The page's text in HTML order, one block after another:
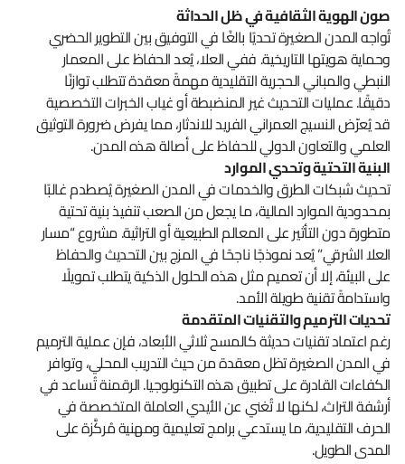
صون الهوية الثقافية في ظل الحداثة
تُواجه المدن الصغيرة تحديًا بالغًا في التوفيق بين التطوير الحضري
وحماية هويتها التاريخية. ففي العلا، يُعد الحفاظ على المعمار
النبطي والمباني الحجرية التقليدية مهمةً معقدة تتطلب توازنًا
دقيقًا. عمليات التحديث غير المنضبطة أو غياب الخبرات التخصصية
قد يُعرّض النسيج العمراني الفريد للاندثار، مما يفرض ضرورة التوثيق
العلمي والتعاون الدولي للحفاظ على أصالة هذه المدن.
البنية التحتية وتحدي الموارد
تحديث شبكات الطرق والخدمات في المدن الصغيرة يُصطدم غالبًا
بمحدودية الموارد المالية، ما يجعل من الصعب تنفيذ بنية تحتية
متطورة دون التأثير على المعالم الطبيعية أو التراثية. مشروع “مسار
العلا الشرقي” يُعد نموذجًا ناجحًا في المزج بين التحديث والحفاظ
على البيئة، إلا أن تعميم مثل هذه الحلول الذكية يتطلب تمويلًا
واستدامةً تقنية طويلة الأمد.
تحديات الترميم والتقنيات المتقدمة
رغم اعتماد تقنيات حديثة كالمسح ثلاثي الأبعاد، فإن عملية الترميم
في المدن الصغيرة تظل معقدة من حيث التدريب المحلي، وتوافر
الكفاءات القادرة على تطبيق هذه التكنولوجيا. الرقمنة تُساعد في
أرشفة التراث، لكنها لا تُغني عن الأيدي العاملة المتخصصة في
الحرف التقليدية، ما يستدعي برامج تعليمية ومهنية مُركَّزة على
المدى الطويل.